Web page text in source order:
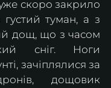
скоро закрило
туман, а з
дощ, що з часом
сніг. Ноги
зачіплялися за
дощовик